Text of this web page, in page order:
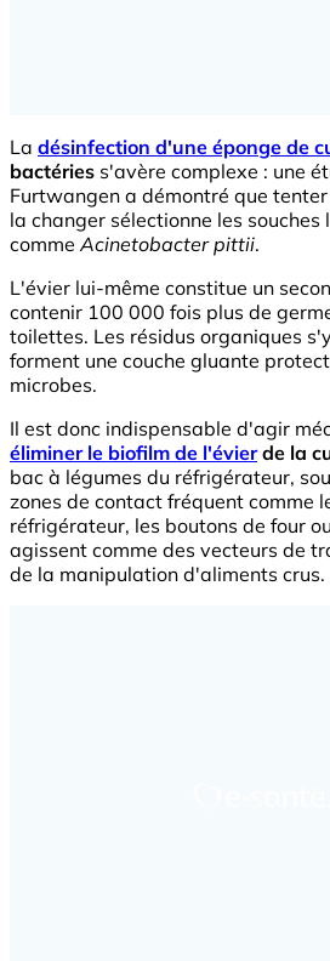
La désinfection d'une éponge de
bactéries s'avère complexe : une
Furtwangen a démontré que
la changer sélectionne les souches
comme Acinetobacter pittii.
L'évier lui-même constitue un
contenir 100 000 fois plus de
toilettes. Les résidus organiques
forment une couche gluante
microbes.
Il est donc indispensable d'agir
éliminer le biofilm de l'évierde la
bac à légumes du réfrigérateur,
zones de contact fréquent comme
réfrigérateur, les boutons de four
agissent comme des vecteurs de
de la manipulation d'aliments crus.